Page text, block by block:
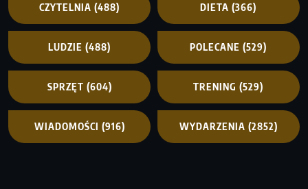
CZYTELNIA (488) DIETA (366)
LUDZIE (488) POLECANE (529)
SPRZĘT (604) TRENING (529)
WIADOMOŚCI (916) WYDARZENIA (2852)